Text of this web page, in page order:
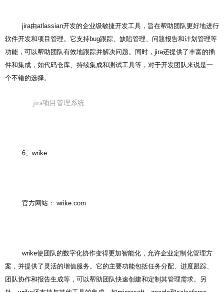
jira由atlassian开发的企业级敏捷开发工具，旨在帮助团队更好地进行
软件开发和项目管理。它支持bug跟踪、缺陷管理、问题报告和计划管理等
功能，可以帮助团队有效地跟踪并解决问题。同时，jira还提供了丰富的插
件和集成，如代码仓库、持续集成和测试工具等，对于开发团队来说是一
个不错的选择。
jira项目管理系统
6、wrike
官方网站： wrike.com
wrike使团队的数字化协作变得更加智能化，允许企业定制化管理方
案，并提供了灵活的增值服务。它的主要功能包括任务分配、进度跟踪、
团队协作和报告生成等，可以帮助团队快速创建和定制其管理需求。另